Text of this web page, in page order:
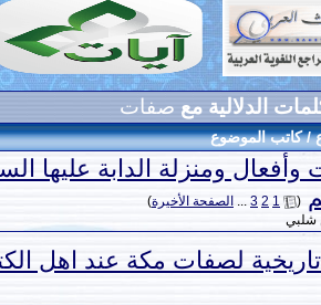
الدلالية مع صفات
/ كاتب الموضوع
ومنزلة الدابة عليها
(
1
2
3
... الصفحة الأخيرة)
شلبي
لصفات مكة عند اهل